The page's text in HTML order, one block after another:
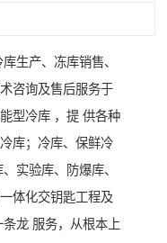
生产、冻库销售、
咨询及售后服务于
型冷库 ，提 供各种
库；冷库、保鲜冷
实验库、防爆库、
体化交钥匙工程及
龙 服务，从根本上